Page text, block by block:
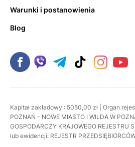
Warunki i postanowienia
Blog
Kapitał zakładowy : 5050,00 zł | Organ
POZNAŃ - NOWE MIASTO I WILDA W
GOSPODARCZY KRAJOWEGO REJESTRU
lub ewidencji: REJESTR